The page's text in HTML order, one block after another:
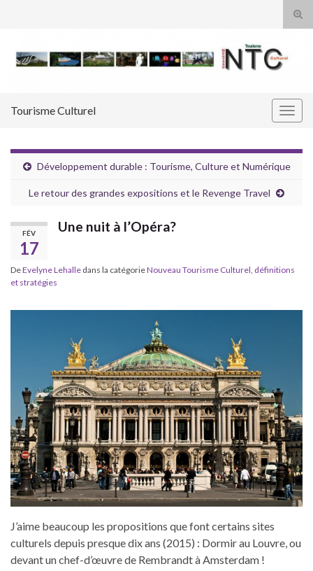
Tourisme Culturel
Développement durable : Tourisme, Culture et Numérique
Le retour des grandes expositions et le Revenge Travel
FÉV
17
Une nuit à l’Opéra?
DeEvelyne Lehalle dans la catégorieNouveau Tourisme Culturel, définitions
et stratégies
J’aime beaucoup les propositions que font certains sites
culturels depuis presque dix ans (2015) : Dormir au Louvre, ou
devant un chef-d’œuvre de Rembrandt à Amsterdam !